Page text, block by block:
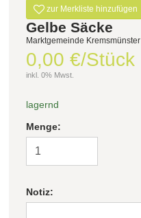
zur Merkliste hinzufügen
Gelbe Säcke
Marktgemeinde Kremsmünster
0,00 €/Stück
inkl. 0% Mwst.
lagernd
Menge:
Notiz: